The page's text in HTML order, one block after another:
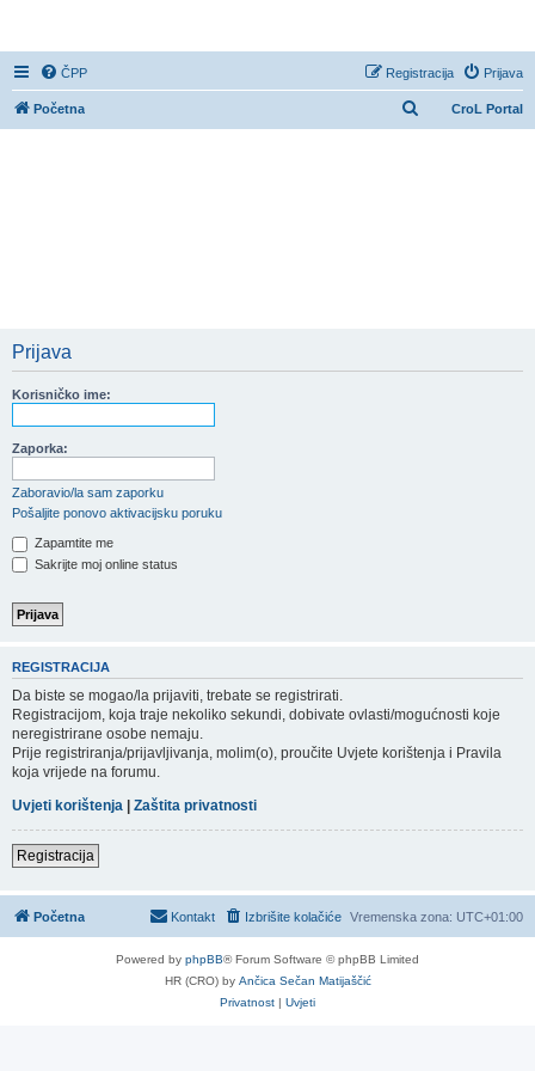
ČPP Prijava
Registracija
CroL Portal
Početna
Prijava
Korisničko ime:
Zaporka:
Zaboravio/la sam zaporku
Pošaljite ponovo aktivacijsku poruku
Zapamtite me
Sakrijte moj online status
REGISTRACIJA
Da biste se mogao/la prijaviti, trebate se registrirati.
Registracijom, koja traje nekoliko sekundi, dobivate ovlasti/mogućnosti koje
neregistrirane osobe nemaju.
Prije registriranja/prijavljivanja, molim(o), proučite Uvjete korištenja i Pravila
koja vrijede na forumu.
Uvjeti korištenja | Zaštita privatnosti
Registracija
Početna Vremenska zona: UTC+01:00
Izbrišite kolačiće
Kontakt
Powered by phpBB® Forum Software © phpBB Limited
HR (CRO) by Ančica Sečan Matijaščić
Privatnost | Uvjeti